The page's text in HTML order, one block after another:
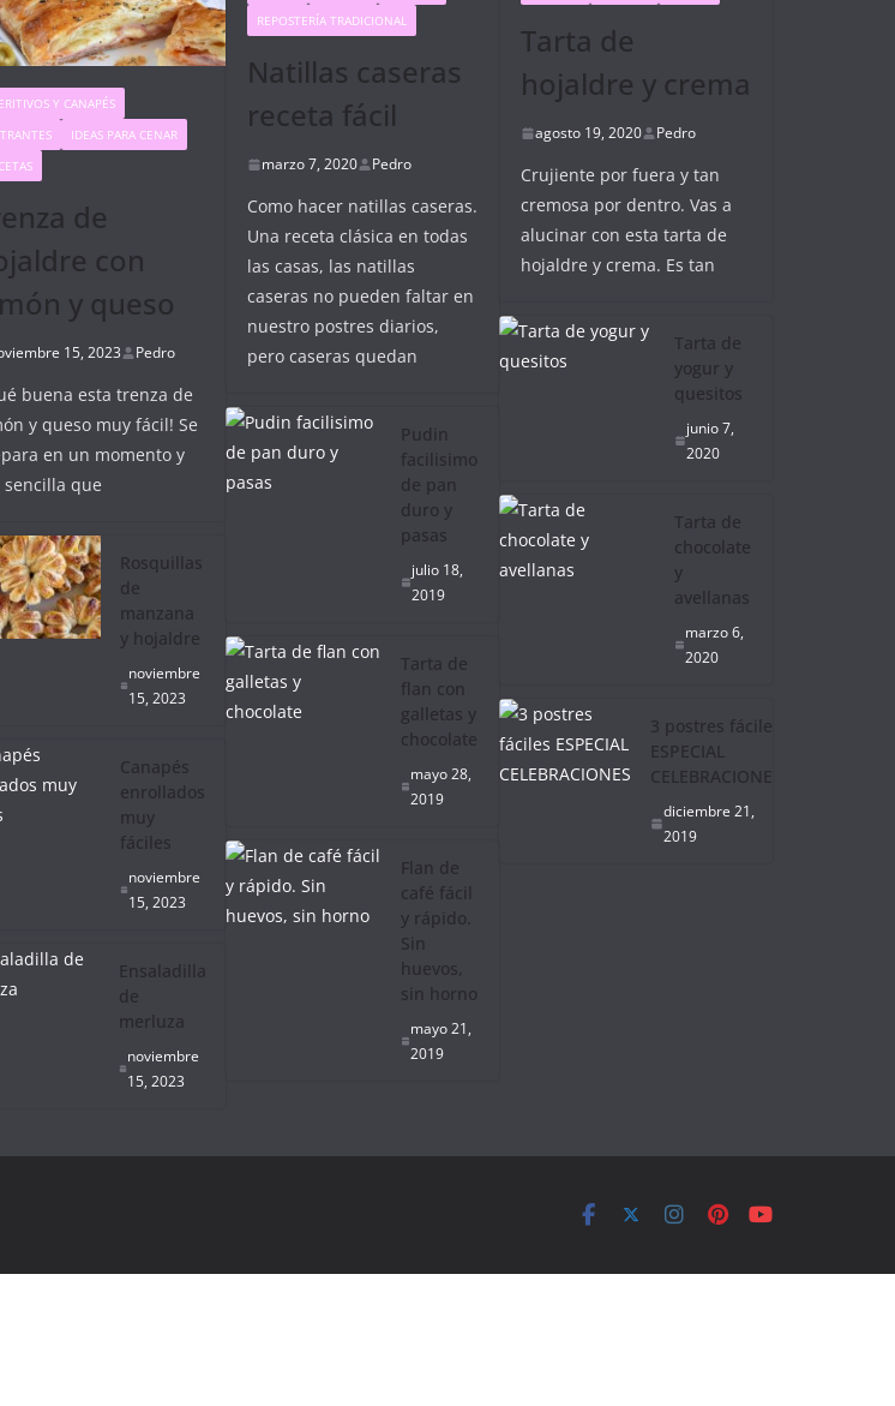
Y CANAPÉS
IDEAS PARA CENAR
de
con
y queso
15, 2023 Pedro
buena esta trenza de
y queso muy fácil! Se
en un momento y
sencilla que
Rosquillas
de
manzana
y hojaldre
noviembre
15, 2023
Canapés
enrollados
muy
fáciles
noviembre
15, 2023
Ensaladilla
de
merluza
noviembre
15, 2023
REPOSTERÍA TRADICIONAL
Natillas caseras
receta fácil
marzo 7, 2020 Pedro
Como hacer natillas caseras.
Una receta clásica en todas
las casas, las natillas
caseras no pueden faltar en
nuestro postres diarios,
pero caseras quedan
Pudin
facilisimo
de pan
duro y
pasas
julio 18,
2019
Tarta de
flan con
galletas y
chocolate
mayo 28,
2019
Flan de
café fácil
y rápido.
Sin
huevos,
sin horno
mayo 21,
2019
Tarta de
hojaldre y crema
agosto 19, 2020 Pedro
Crujiente por fuera y tan
cremosa por dentro. Vas a
alucinar con esta tarta de
hojaldre y crema. Es tan
Tarta de
yogur y
quesitos
junio 7,
2020
Tarta de
chocolate
y
avellanas
marzo 6,
2020
3 postres fáciles
ESPECIAL
CELEBRACIONES
diciembre 21,
2019